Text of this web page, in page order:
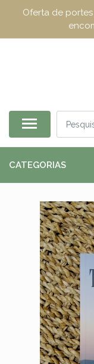
Oferta de
CATEGORIAS